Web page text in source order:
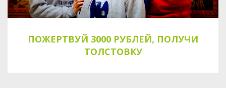
ПОЖЕРТВУЙ 3000 РУБЛЕЙ, ПОЛУЧИ
ТОЛСТОВКУ